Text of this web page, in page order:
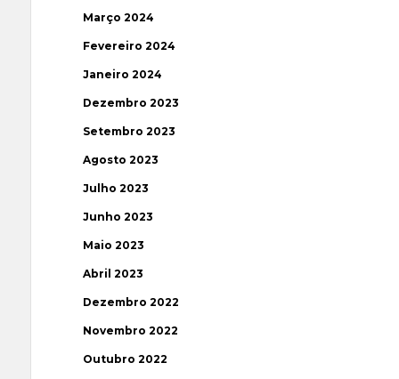
Março 2024
Fevereiro 2024
Janeiro 2024
Dezembro 2023
Setembro 2023
Agosto 2023
Julho 2023
Junho 2023
Maio 2023
Abril 2023
Dezembro 2022
Novembro 2022
Outubro 2022